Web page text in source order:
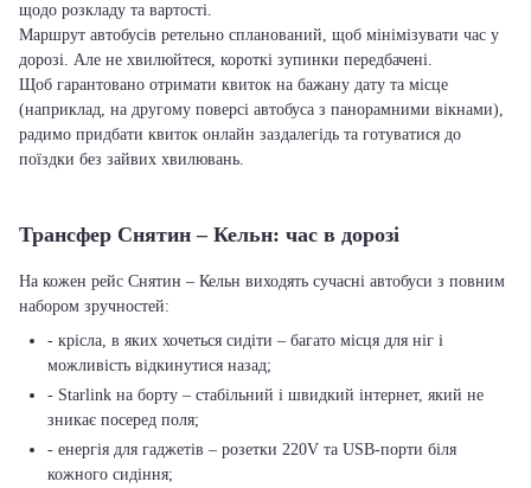
щодо розкладу та вартості.
Маршрут автобусів ретельно спланований, щоб мінімізувати час у
дорозі. Але не хвилюйтеся, короткі зупинки передбачені.
Щоб гарантовано отримати квиток на бажану дату та місце
(наприклад, на другому поверсі автобуса з панорамними вікнами),
радимо придбати квиток онлайн заздалегідь та готуватися до
поїздки без зайвих хвилювань.
Трансфер Снятин – Кельн: час в дорозі
На кожен рейс Снятин – Кельн виходять сучасні автобуси з повним
набором зручностей:
- крісла, в яких хочеться сидіти – багато місця для ніг і
можливість відкинутися назад;
- Starlink на борту – стабільний і швидкий інтернет, який не
зникає посеред поля;
- енергія для гаджетів – розетки 220V та USB-порти біля
кожного сидіння;